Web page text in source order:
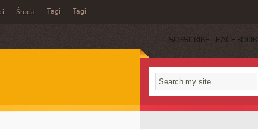
Środa Tagi Tagi
SUBSCRIBE FACEBOOK